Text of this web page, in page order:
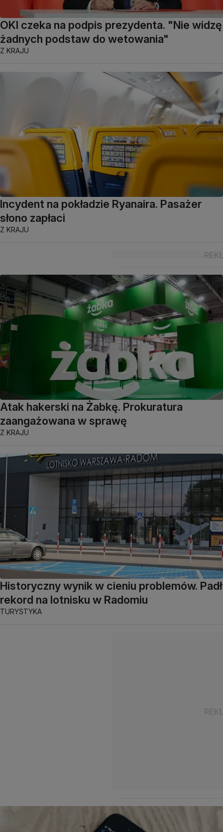
OKI czeka na podpis prezydenta. "Nie widzę
żadnych podstaw do wetowania"
Z KRAJU
Incydent na pokładzie Ryanaira. Pasażer
słono zapłaci
Z KRAJU
Atak hakerski na Żabkę. Prokuratura
zaangażowana w sprawę
Z KRAJU
Historyczny wynik w cieniu problemów. Padł
rekord na lotnisku w Radomiu
TURYSTYKA